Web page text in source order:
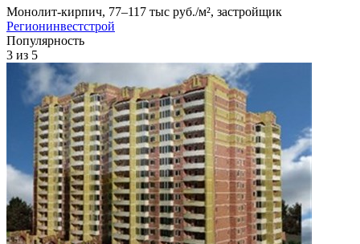
Монолит-кирпич, 77‒117 тыс руб./м², застройщик
Регионинвестстрой
Популярность
3 из 5